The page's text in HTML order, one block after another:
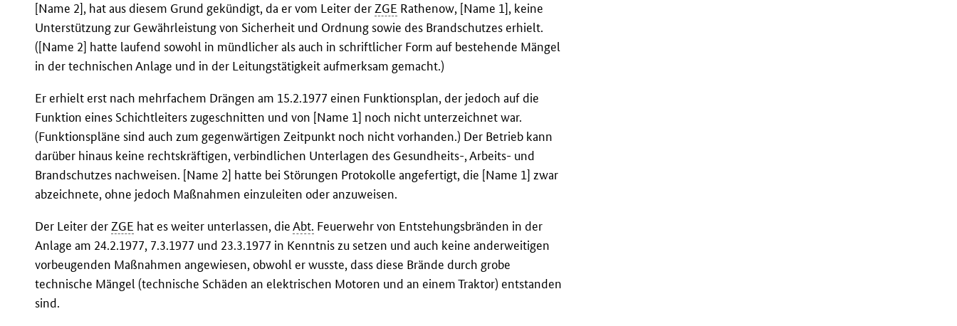
[Name 2], hat aus diesem Grund gekündigt, da er vom Leiter der ZGE Rathenow, [Name 1], keine
Unterstützung zur Gewährleistung von Sicherheit und Ordnung sowie des Brandschutzes erhielt.
([Name 2] hatte laufend sowohl in mündlicher als auch in schriftlicher Form auf bestehende Mängel
in der technischen Anlage und in der Leitungstätigkeit aufmerksam gemacht.)
Er erhielt erst nach mehrfachem Drängen am 15.2.1977 einen Funktionsplan, der jedoch auf die
Funktion eines Schichtleiters zugeschnitten und von [Name 1] noch nicht unterzeichnet war.
(Funktionspläne sind auch zum gegenwärtigen Zeitpunkt noch nicht vorhanden.) Der Betrieb kann
darüber hinaus keine rechtskräftigen, verbindlichen Unterlagen des Gesundheits-, Arbeits- und
Brandschutzes nachweisen. [Name 2] hatte bei Störungen Protokolle angefertigt, die [Name 1] zwar
abzeichnete, ohne jedoch Maßnahmen einzuleiten oder anzuweisen.
Der Leiter der ZGE hat es weiter unterlassen, dieAbt. Feuerwehr von Entstehungsbränden in der
Anlage am 24.2.1977, 7.3.1977 und 23.3.1977 in Kenntnis zu setzen und auch keine anderweitigen
vorbeugenden Maßnahmen angewiesen, obwohl er wusste, dass diese Brände durch grobe
technische Mängel (technische Schäden an elektrischen Motoren und an einem Traktor) entstanden
sind.